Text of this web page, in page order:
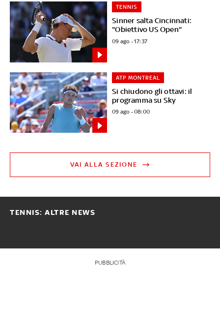
Sinner salta Cincinnati:
"Obiettivo US Open"
TENNIS
09 ago - 17:37
Si chiudono gli ottavi: il
programma su Sky
ATP MONTREAL
09 ago - 08:00
VAI ALLA SEZIONE
TENNIS: ALTRE NEWS
PUBBLICITÀ